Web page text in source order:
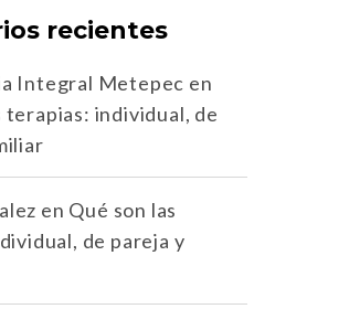
recientes
Integral Metepec en
terapias: individual, de
en Qué son las
de pareja y